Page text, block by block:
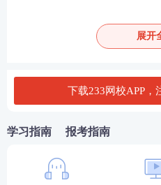
务大厅”--“人员管理”--“考
主页打印准考证。
展开
下载233网校APP，
学习指南 报考指南